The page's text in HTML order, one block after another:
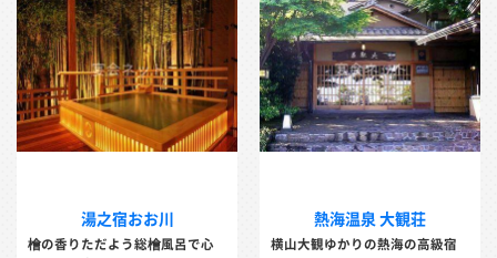
湯之宿おお川
檜の香りただよう総檜風呂で心
熱海温泉 大観荘
横山大観ゆかりの熱海の高級宿